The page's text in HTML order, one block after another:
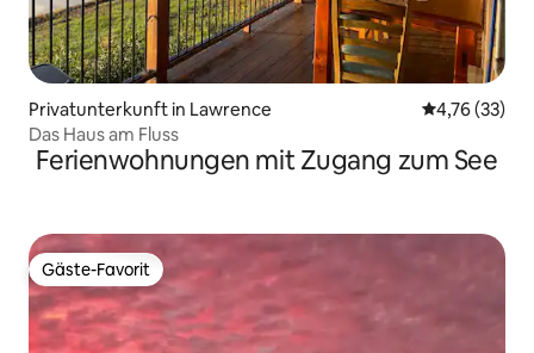
Privatunterkunft in Lawrence
4,76 (33)
Das Haus am Fluss
Ferienwohnungen mit Zugang zum See
Gäste-Favorit
Gäste-Favorit